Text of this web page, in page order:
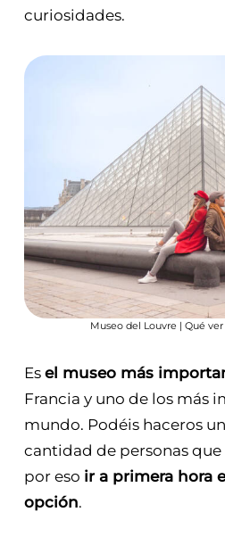
curiosidades.
Museo del Louvre | Qué
Es el museo más
Francia y uno de los más
mundo. Podéis haceros
cantidad de personas
por eso ir a primera hora
opción.